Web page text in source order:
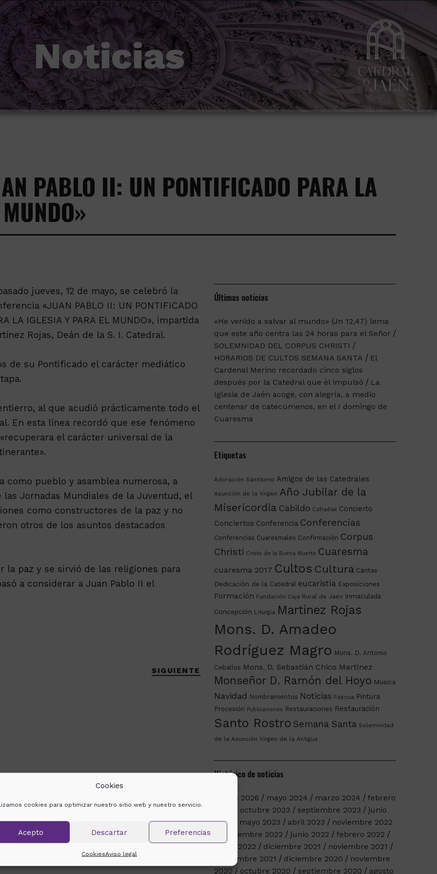
Cookies
cookies para optimizar nuestro sitio web y nuestro servicio.
Acepto Descartar Preferencias
CookiesAviso legal
Noticias
PABLO II: UN PONTIFICADO PARA LA
jueves, 12 de mayo, se celebró la
«JUAN PABLO II: UN PONTIFICADO
LA IGLESIA Y PARA EL MUNDO», impartida
Rojas, Deán de la S. I. Catedral.
de su Pontificado el carácter mediático
al que acudió prácticamente todo el
En esta línea recordó que ese fenómeno
el carácter universal de la
como pueblo y asamblea numerosa, a
Jornadas Mundiales de la Juventud, el
como constructores de la paz y no
otros de los asuntos destacados
la paz y se sirvió de las religiones para
a considerar a Juan Pablo II el
SIGUIENTE
Últimas noticias
«He venido a salvar al mundo» (Jn 12,47) lema
que este año centra las 24 horas para el Señor
SOLEMNIDAD DEL CORPUS CHRISTI
HORARIOS DE CULTOS SEMANA SANTA
El
Cardenal Merino recordado cinco siglos
después por la Catedral que él impulsó
La
Iglesia de Jaén acoge, con alegría, a medio
centenar de catecúmenos, en el I domingo de
Cuaresma
Etiquetas
Adoración Santísimo Amigos de las Catedrales
Asunción de la Virgen Año Jubilar de la
Misericordia Cabildo Cofradías Concierto
Conciertos Conferencia Conferencias
Conferencias Cuaresmales Confirmación Corpus
Christi Cristo de la Buena Muerte Cuaresma
cuaresma 2017 Cultos Cultura Cáritas
Dedicación de la Catedral eucaristía Exposiciones
Formación Fundación Caja Rural de Jaén Inmaculada
Concepción Liturgia Martínez Rojas
Mons. D. Amadeo
Rodríguez Magro Mons. D. Antonio
Ceballos Mons. D. Sebastián Chico Martínez
Monseñor D. Ramón del Hoyo Música
Navidad Nombramientos Noticias Pascua Pintura
Procesión Publicaciones Restauraciones Restauración
Santo Rostro Semana Santa Solemnidad
de la Asunción Virgen de la Antigua
Histórico de noticias
marzo 2026 mayo 2024 marzo 2024
febrero
octubre 2023 septiembre 2023
junio
2023
mayo 2023 abril 2023
noviembre 2022
septiembre 2022
junio 2022
febrero 2022
enero 2022
diciembre 2021
noviembre 2021
septiembre 2021
diciembre 2020
noviembre
2020
octubre 2020 septiembre 2020
agosto